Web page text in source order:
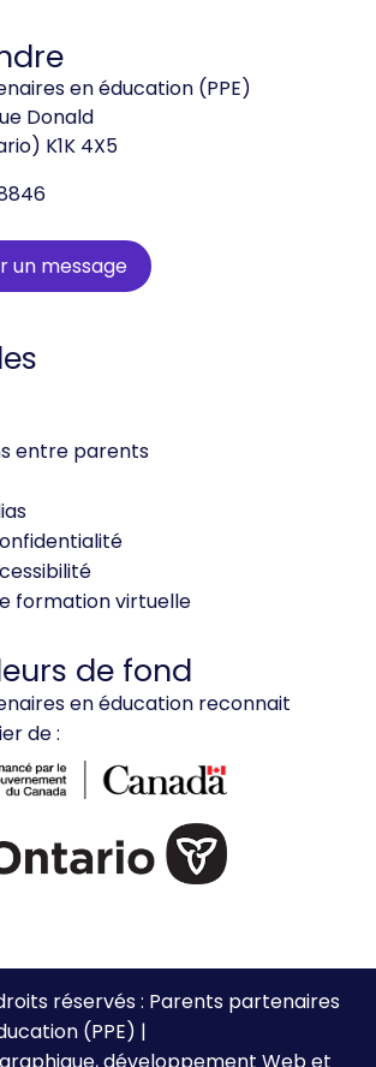
en éducation (PPE)
Donald
K1K 4X5
un message
entre parents
formation virtuelle
de fond
en éducation reconnait
de :
réservés : Parents partenaires
(PPE) |